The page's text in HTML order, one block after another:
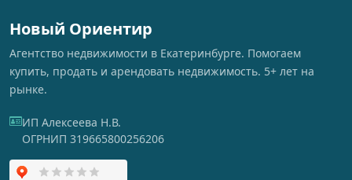
Новый Ориентир
Агентство недвижимости в Екатеринбурге. Помогаем
купить, продать и арендовать недвижимость. 5+ лет на
рынке.
ИП Алексеева Н.В.
ОГРНИП 319665800256206